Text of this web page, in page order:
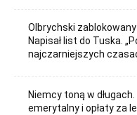
Olbrychski
Napisał list do Tuska.
najczarniejszych
Niemcy toną w
emerytalny i opłaty za